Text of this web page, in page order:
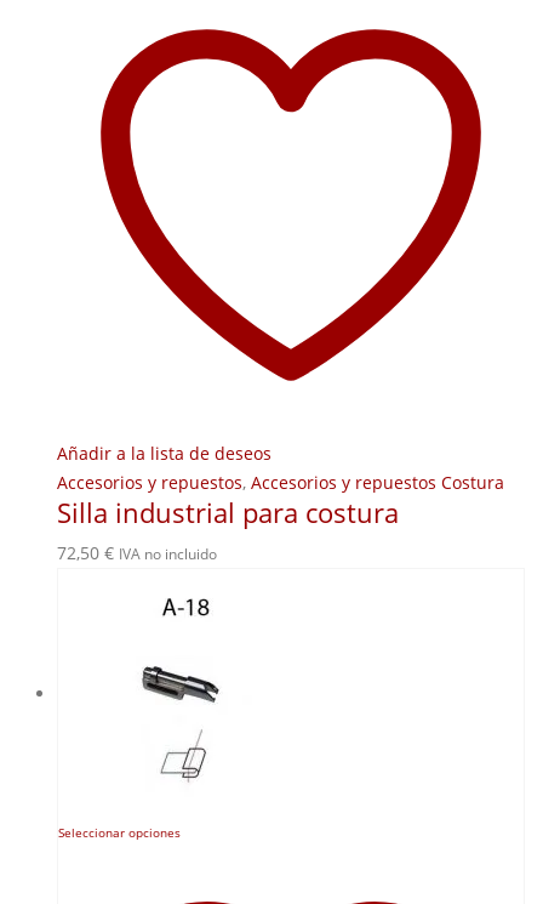
Añadir a la lista de deseos
Accesorios y repuestos, Accesorios y repuestos Costura
Silla industrial para costura
72,50 € IVA no incluido
Seleccionar opcionesEste